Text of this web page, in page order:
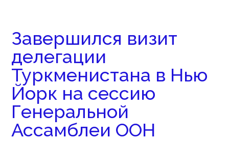
Завершился визит
делегации
Туркменистана в Нью
Йорк на сессию
Генеральной
Ассамблеи ООН